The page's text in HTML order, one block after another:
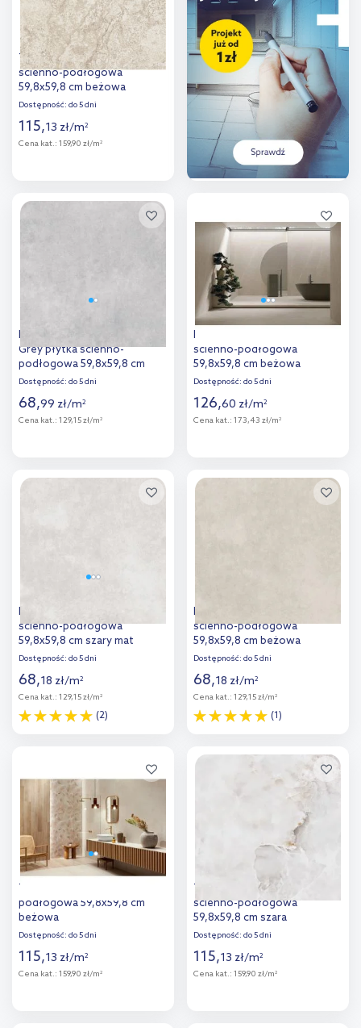
Tubądzin Pure Stone płytka
ścienno-podłogowa
59,8x59,8 cm beżowa
Dostępność: do 5 dni
115,13 zł/m2
Cena kat.: 159,90 zł/m2
Paradyż Uniwersalne P U117
Grey płytka ścienno-
podłogowa 59,8x59,8 cm
Dostępność: do 5 dni
68,99 zł/m2
Cena kat.: 129,15 zł/m2
Paradyż Ritual Taupe płytka
ścienno-podłogowa
59,8x59,8 cm beżowa
Dostępność: do 5 dni
126,60 zł/m2
Cena kat.: 173,43 zł/m2
Paradyż Uniwersalna płytka
ścienno-podłogowa
59,8x59,8 cm szary mat
Dostępność: do 5 dni
68,18 zł/m2
Cena kat.: 129,15 zł/m2
(2)
porównania
Paradyż Uniwersalne płytka
ścienno-podłogowa
59,8x59,8 cm beżowa
Dostępność: do 5 dni
68,18 zł/m2
Cena kat.: 129,15 zł/m2
(1)
porównania
Tubądzin Torano płytka
podłogowa 59,8x59,8 cm
beżowa
Dostępność: do 5 dni
115,13 zł/m2
Cena kat.: 159,90 zł/m2
Tubądzin Aquamarine płytka
ścienno-podłogowa
59,8x59,8 cm szara
Dostępność: do 5 dni
115,13 zł/m2
Cena kat.: 159,90 zł/m2